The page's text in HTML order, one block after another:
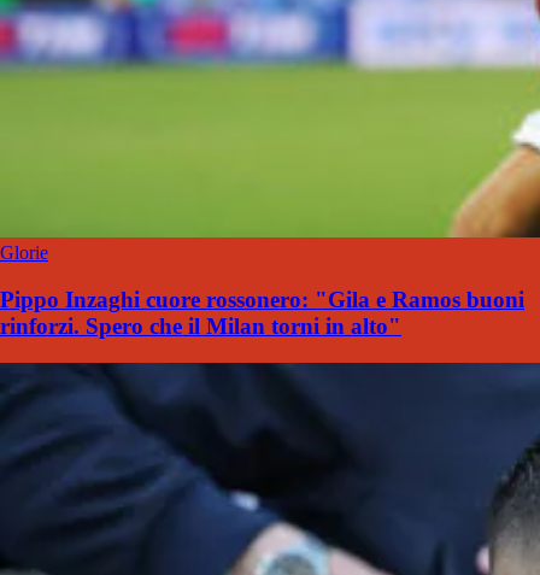
Glorie
Pippo Inzaghi cuore rossonero: "Gila e Ramos buoni
rinforzi. Spero che il Milan torni in alto"